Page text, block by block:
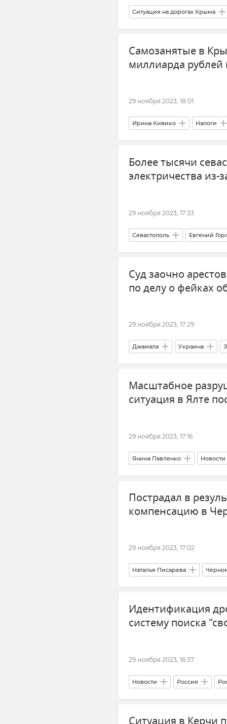
Ситуация на дорогах Крыма
Керчь Тамань
Самозанятые в
миллиарда рублей
29 ноября 2023, 18:01
Ирина Кивико Налоги
Совет министров РК
Более тысячи
электричества из-
29 ноября 2023, 17:33
Севастополь Евгений
Штормовое предупреждение
Суд заочно
по делу о фейках
29 ноября 2023, 17:29
Джамала Украина
Новости Прокуратура
Масштабное
ситуация в Ялте
29 ноября 2023, 17:16
Янина Павленко
Ураган в Крыму и Черном море
Погода в Крыму
Пострадал в
компенсацию в
29 ноября 2023, 17:02
Наталья Писарева
Ураган в Крыму и Черном море
Идентификация
систему поиска
29 ноября 2023, 16:37
Новости Россия
Беспилотник (БПЛА, дрон)
Ситуация в Керчи